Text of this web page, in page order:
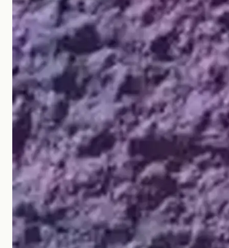
Nosotros
Contacto
+598 2623-0556 info@globalstudies.com.uy